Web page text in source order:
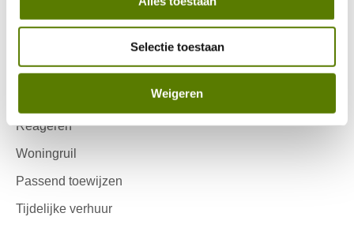
Selectie toestaan
Weigeren
Inschrijven Wooniezie
Voorlopige woningaanbieding
Woning kopen
Reageren
Woningruil
Passend toewijzen
Tijdelijke verhuur